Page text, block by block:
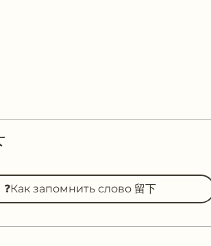
❓Как запомнить слово 留下